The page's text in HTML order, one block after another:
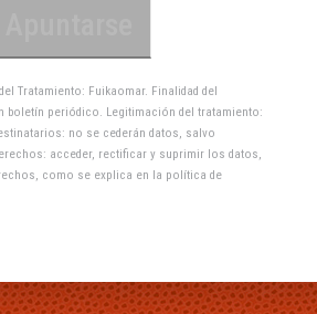
Tratamiento: Fuikaomar. Finalidad del
boletín periódico. Legitimación del tratamiento:
no se cederán datos, salvo
acceder, rectificar y suprimir los datos,
como se explica en la política de